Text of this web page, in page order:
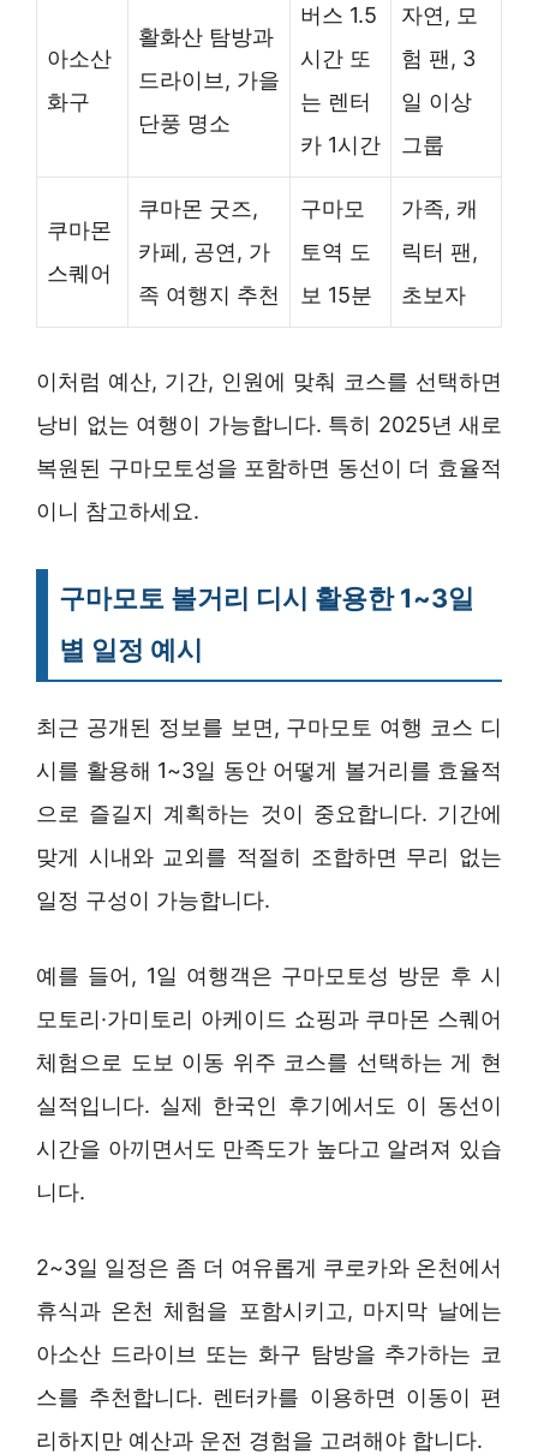
아소산
화구
활화산 탐방과
드라이브, 가을
단풍 명소
버스 1.5
시간 또
는 렌터
카 1시간
자연, 모
험 팬, 3
일 이상
그룹
쿠마몬
스퀘어
쿠마몬 굿즈,
카페, 공연, 가
족 여행지 추천
구마모
토역 도
보 15분
가족, 캐
릭터 팬,
초보자
이처럼 예산, 기간, 인원에 맞춰 코스를 선택하면
낭비 없는 여행이 가능합니다. 특히 2025년 새로
복원된 구마모토성을 포함하면 동선이 더 효율적
이니 참고하세요.
구마모토 볼거리 디시 활용한 1~3일
별 일정 예시
최근 공개된 정보를 보면, 구마모토 여행 코스 디
시를 활용해 1~3일 동안 어떻게 볼거리를 효율적
으로 즐길지 계획하는 것이 중요합니다. 기간에
맞게 시내와 교외를 적절히 조합하면 무리 없는
일정 구성이 가능합니다.
예를 들어, 1일 여행객은 구마모토성 방문 후 시
모토리·가미토리 아케이드 쇼핑과 쿠마몬 스퀘어
체험으로 도보 이동 위주 코스를 선택하는 게 현
실적입니다. 실제 한국인 후기에서도 이 동선이
시간을 아끼면서도 만족도가 높다고 알려져 있습
니다.
2~3일 일정은 좀 더 여유롭게 쿠로카와 온천에서
휴식과 온천 체험을 포함시키고, 마지막 날에는
아소산 드라이브 또는 화구 탐방을 추가하는 코
스를 추천합니다. 렌터카를 이용하면 이동이 편
리하지만 예산과 운전 경험을 고려해야 합니다.